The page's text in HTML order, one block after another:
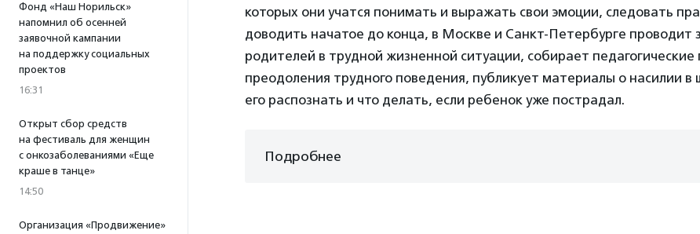
Фонд «Наш Норильск»
напомнил об осенней
заявочной кампании
на поддержку социальных
проектов
16:31
Открыт сбор средств
на фестиваль для женщин
с онкозаболеваниями «Еще
краше в танце»
14:50
Организация «Продвижение»
которых они учатся понимать и выражать свои эмоции, следовать
доводить начатое до конца, в Москве и Санкт-Петербурге проводит
родителей в трудной жизненной ситуации, собирает педагогические
преодоления трудного поведения, публикует материалы о насилии в
его распознать и что делать, если ребенок уже пострадал.
Подробнее